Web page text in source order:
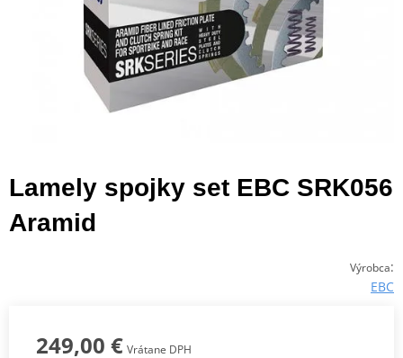
Lamely spojky set EBC SRK056
Aramid
Výrobca:
EBC
249,00 € Vrátane DPH